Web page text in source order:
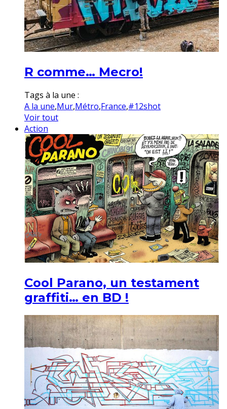
R comme… Mecro!
Tags à la une :
A la une,Mur,Métro,France,#12shot
Voir tout
Action
Cool Parano, un testament
graffiti… en BD !